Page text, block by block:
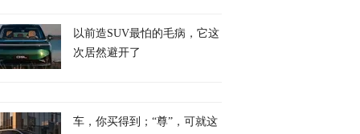
以前造SUV最怕的毛病，它这
次居然避开了
车，你买得到；“尊”，可就这